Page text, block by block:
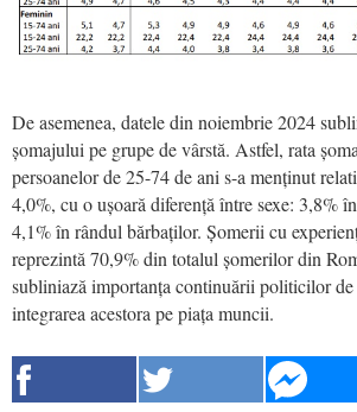
De asemenea, datele din noiembrie 2024
șomajului pe grupe de vârstă. Astfel, rata
persoanelor de 25-74 de ani s-a menținut
4,0%, cu o ușoară diferență între sexe: 3,8%
4,1% în rândul bărbaților. Șomerii cu
reprezintă 70,9% din totalul șomerilor din
subliniază importanța continuării politicilor
integrarea acestora pe piața muncii.